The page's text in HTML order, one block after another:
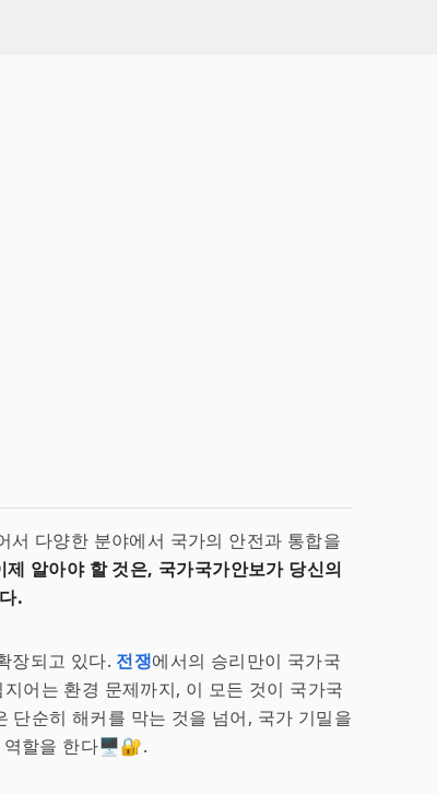
서 다양한 분야에서 국가의 안전과 통합을
제 알아야 할 것은, 국가국가안보가 당신의
.
장되고 있다. 전쟁에서의 승리만이 국가국
지어는 환경 문제까지, 이 모든 것이 국가국
단순히 해커를 막는 것을 넘어, 국가 기밀을
역할을 한다🖥️🔐.